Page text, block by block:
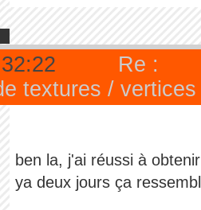
Re :
textures /
ben la, j'ai réussi à
ya deux jours ça